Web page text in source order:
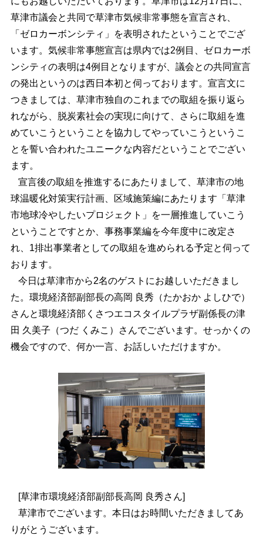
草津市議会と共同で草津市気候非常事態を宣言され、
「ゼロカーボンシティ」を表明されたということでござ
います。気候非常事態宣言は県内では2例目、ゼロカーボ
ンシティの表明は4例目となりますが、議会との共同宣言
の発出というのは西日本初と伺っております。宣言文に
つきましては、草津市独自のこれまでの取組を振り返ら
れながら、脱炭素社会の実現に向けて、さらに取組を進
めていこうということを協力してやっていこうというこ
とを誓い合われたユニークな内容だということでござい
ます。
宣言後の取組を推進するにあたりまして、草津市の地
球温暖化対策実行計画、区域施策編にあたります「草津
市地球冷やしたいプロジェクト」を一層推進していこう
ということですとか、事務事業編を今年度中に改定さ
れ、1排出事業者としての取組を進められる予定と伺って
おります。
今日は草津市から2名のゲストにお越しいただきまし
た。環境経済部副部長の高岡 良秀（たかおか よしひで）
さんと環境経済部くさつエコスタイルプラザ副係長の津
田 久美子（つだ くみこ）さんでございます。せっかくの
機会ですので、何か一言、お話しいただけますか。
[草津市環境経済部副部長高岡 良秀さん]
草津市でございます。本日はお時間いただきましてあ
りがとうございます。